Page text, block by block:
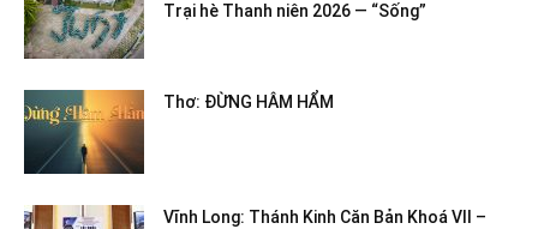
Trại hè Thanh niên 2026 — “Sống”
Thơ: ĐỪNG HÂM HẨM
Vĩnh Long: Thánh Kinh Căn Bản Khoá VII –